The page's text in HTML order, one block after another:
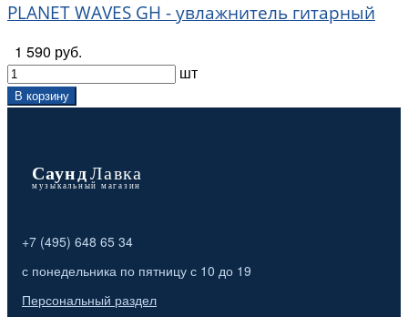
PLANET WAVES GH - увлажнитель гитарный
1 590 руб.
шт
В корзину
+7 (495) 648 65 34
с понедельника по пятницу с 10 до 19
Персональный раздел